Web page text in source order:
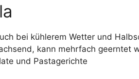
bei kühlerem Wetter und
kann mehrfach geerntet
und Pastagerichte